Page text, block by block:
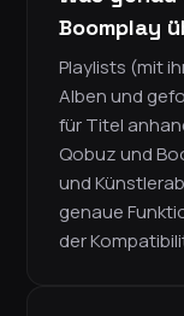
Boomplay
Playlists (mit
Alben und
für Titel
Qobuz und
und
genaue
der